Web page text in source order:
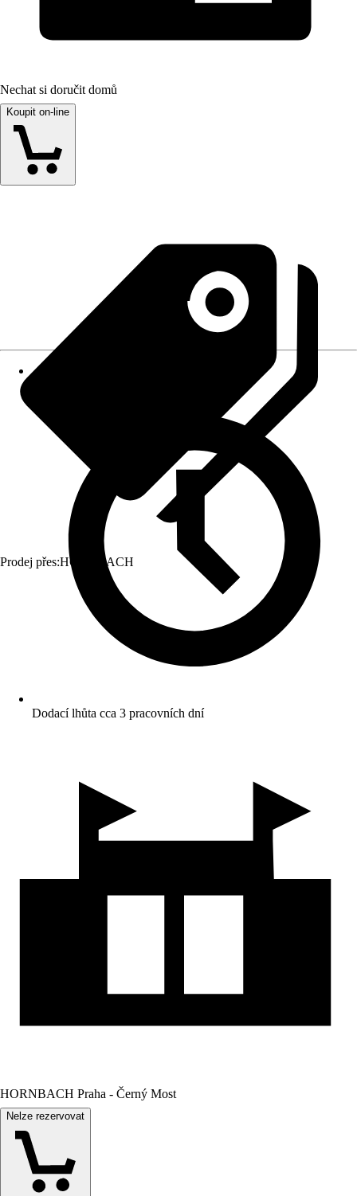
Nechat si doručit domů
Koupit on-line
Prodej přes:HORNBACH
Dodací lhůta cca 3 pracovních dní
HORNBACH Praha - Černý Most
Nelze rezervovat